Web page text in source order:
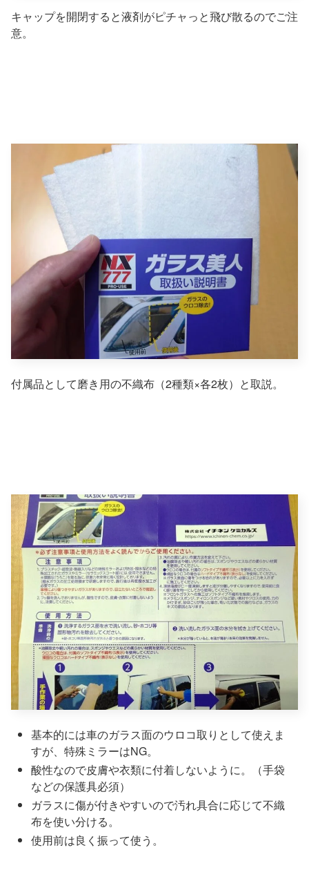
キャップを開閉すると液剤がピチャっと飛び散るのでご注
意。
付属品として磨き用の不織布（2種類×各2枚）と取説。
基本的には車のガラス面のウロコ取りとして使えま
すが、特殊ミラーはNG。
酸性なので皮膚や衣類に付着しないように。（手袋
などの保護具必須）
ガラスに傷が付きやすいので汚れ具合に応じて不織
布を使い分ける。
使用前は良く振って使う。